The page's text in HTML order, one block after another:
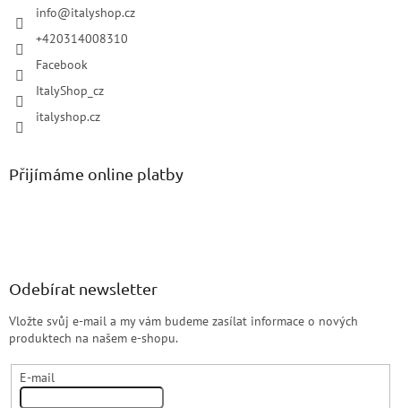
info@italyshop.cz
+420314008310
Facebook
ItalyShop_cz
italyshop.cz
Přijímáme online platby
Odebírat newsletter
Vložte svůj e-mail a my vám budeme zasílat informace o nových
produktech na našem e-shopu.
E-mail